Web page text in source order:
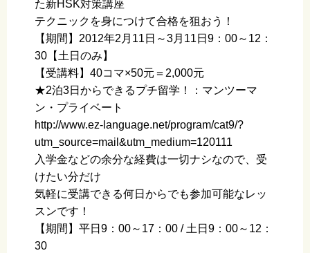
た新HSK対策講座
テクニックを身につけて合格を狙おう！
【期間】2012年2月11日～3月11日9：00～12：
30【土日のみ】
【受講料】40コマ×50元＝2,000元
★2泊3日からできるプチ留学！：マンツーマ
ン・プライベート
http://www.ez-language.net/program/cat9/?
utm_source=mail&utm_medium=120111
入学金などの余分な経費は一切ナシなので、受
けたい分だけ
気軽に受講できる何日からでも参加可能なレッ
スンです！
【期間】平日9：00～17：00 / 土日9：00～12：
30